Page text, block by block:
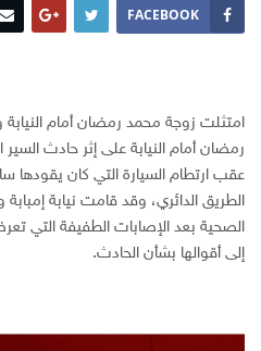
FACEBOOK
امتثلت زوجة محمد رمضان أمام
رمضان أمام النيابة على إثر حادث
عقب ارتطام السيارة التي كان يقودها
الطريق الدائري، وقد قامت نيابة إمبابة
الصحية بعد الإصابات الطفيفة التي
إلى أقوالها بشأن الحادث.